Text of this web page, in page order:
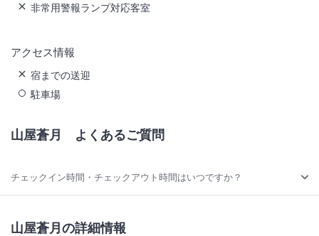
非常用警報ランプ対応客室
アクセス情報
宿までの送迎
駐車場
山屋蒼月 よくあるご質問
チェックイン時間・チェックアウト時間はいつですか？
山屋蒼月の詳細情報